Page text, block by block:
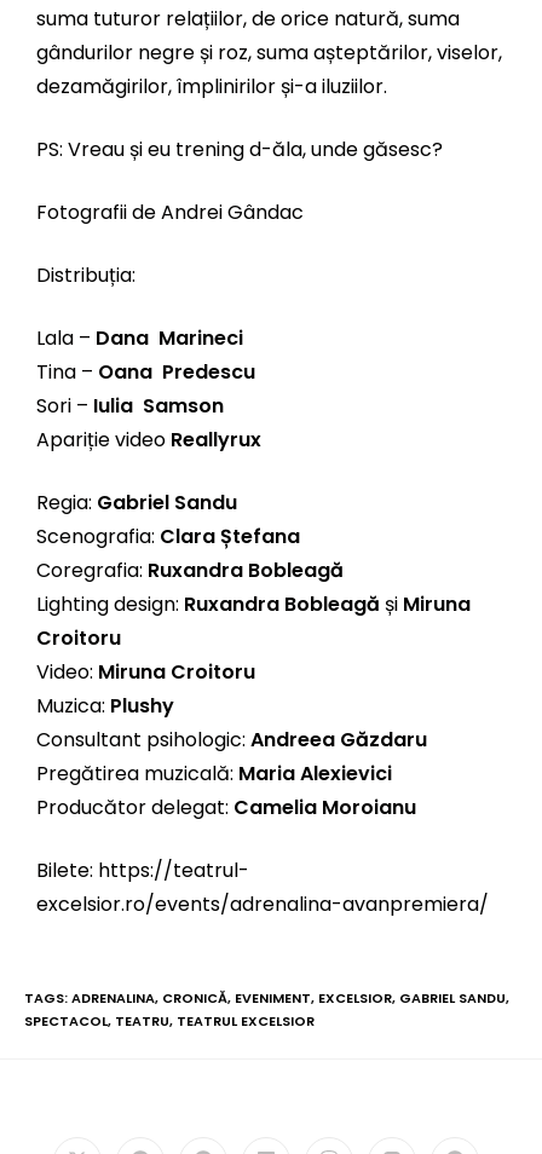
suma tuturor relațiilor, de orice natură, suma
gândurilor negre și roz, suma așteptărilor, viselor,
dezamăgirilor, împlinirilor și-a iluziilor.
PS: Vreau și eu trening d-ăla, unde găsesc?
Fotografii de Andrei Gândac
Distribuția:
Lala – Dana Marineci
Tina – Oana Predescu
Sori – Iulia Samson
Apariție video Reallyrux
Regia: Gabriel Sandu
Scenografia: Clara Ștefana
Coregrafia: Ruxandra Bobleagă
Lighting design: Ruxandra Bobleagă și Miruna
Croitoru
Video: Miruna Croitoru
Muzica: Plushy
Consultant psihologic: Andreea Găzdaru
Pregătirea muzicală: Maria Alexievici
Producător delegat: Camelia Moroianu
Bilete: https://teatrul-
excelsior.ro/events/adrenalina-avanpremiera/
TAGS:ADRENALINA, CRONICĂ, EVENIMENT, EXCELSIOR, GABRIEL SANDU,
SPECTACOL, TEATRU, TEATRUL EXCELSIOR